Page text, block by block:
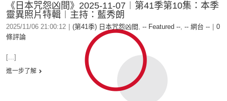
《日本咒怨凶間》2025-11-07︱第41季第10集：本季
靈異照片特輯︱主持：藍秀朗
2025/11/06 21:00:12 (第41季) 日本咒怨凶間 , -- Featured --, -- 網台 --
0
條評論
[...]
進一步了解